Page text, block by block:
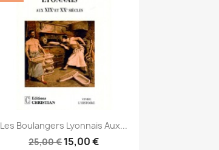
Anteprima
Les Boulangers Lyonnais Aux...
25,00 €15,00 €